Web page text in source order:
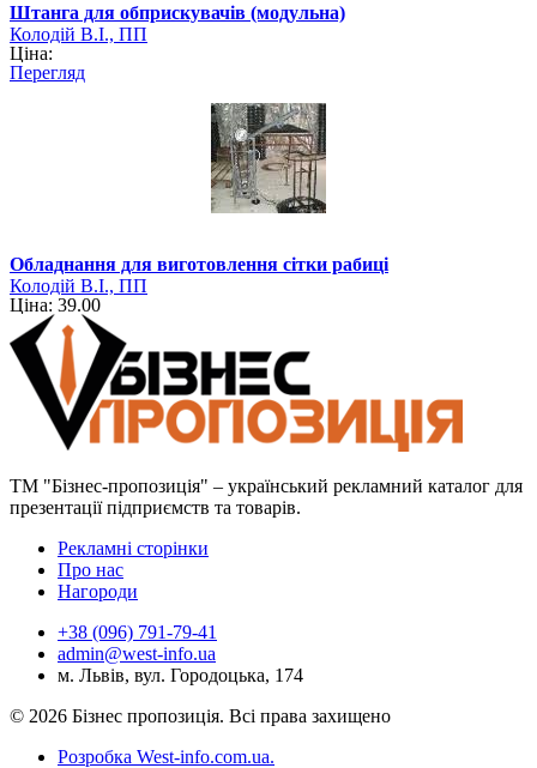
Штанга для обприскувачів (модульна)
Колодій В.І., ПП
Ціна:
Перегляд
Обладнання для виготовлення сітки рабиці
Колодій В.І., ПП
Ціна: 39.00
ТМ "Бізнес-пропозиція" – український рекламний каталог для
презентації підприємств та товарів.
Рекламні сторінки
Про нас
Нагороди
+38 (096) 791-79-41
admin@west-info.ua
м. Львів, вул. Городоцька, 174
© 2026 Бізнес пропозиція. Всі права захищено
Розробка West-info.com.ua.